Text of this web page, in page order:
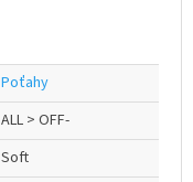
Poťahy
ALL > OFF-
Soft